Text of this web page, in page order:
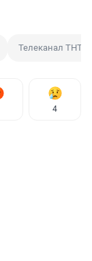
Телеканал ТНТ
4